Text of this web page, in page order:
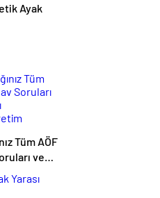
Ayak
Tüm AÖF
ve
Burada